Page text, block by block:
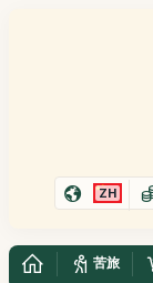
ZH
苦旅